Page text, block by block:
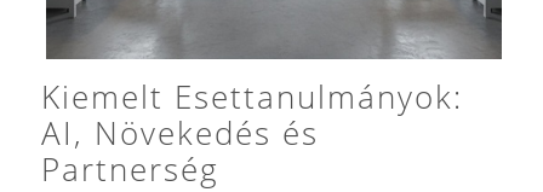
Kiemelt Esettanulmányok:
AI, Növekedés és
Partnerség